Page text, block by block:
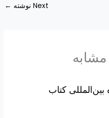
Next نوشته ←
بین‌المللی کتاب